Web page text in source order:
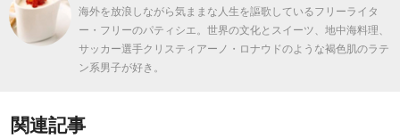
海外を放浪しながら気ままな人生を謳歌しているフリーライタ
ー・フリーのパティシエ。世界の文化とスイーツ、地中海料理、
サッカー選手クリスティアーノ・ロナウドのような褐色肌のラテ
ン系男子が好き。
関連記事